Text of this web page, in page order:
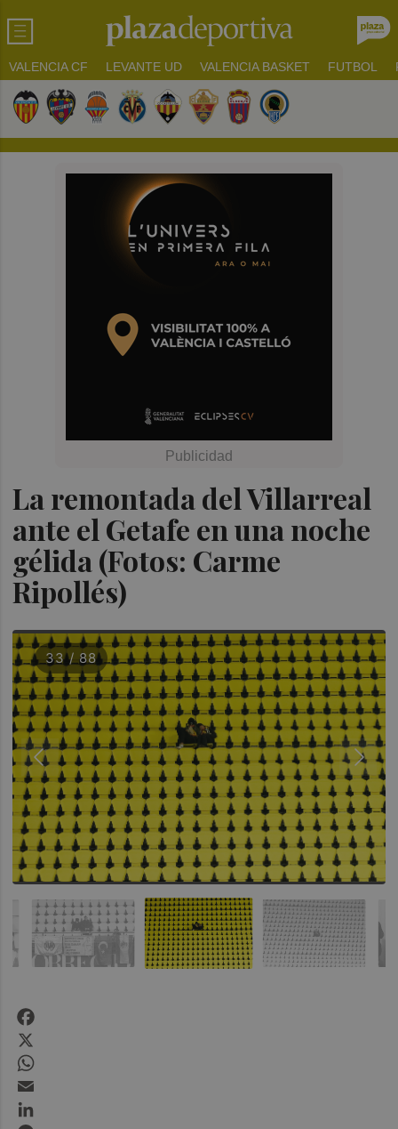
VALENCIA CF LEVANTE UD VALENCIA BASKET FUTBOL
La remontada del Villarreal
ante el Getafe en una noche
gélida (Fotos: Carme
Ripollés)
33 / 88